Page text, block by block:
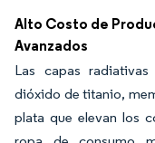
Alto Costo de
Avanzados
Las capas
dióxido de titanio,
plata que elevan los